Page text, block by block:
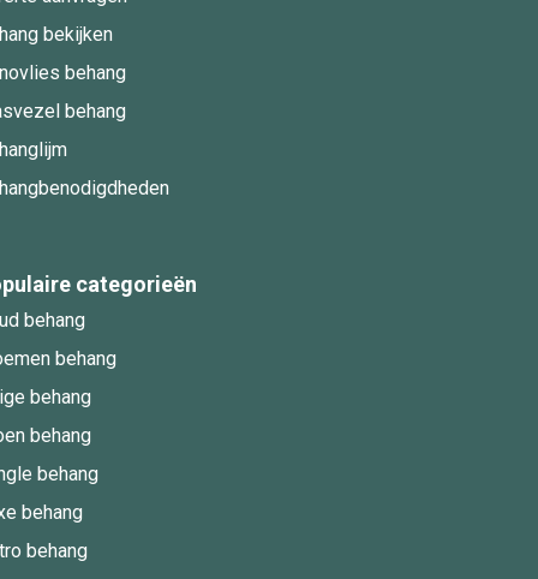
bekijken
behang
behang
categorieën
behang
behang
behang
behang
behang
behang
behang